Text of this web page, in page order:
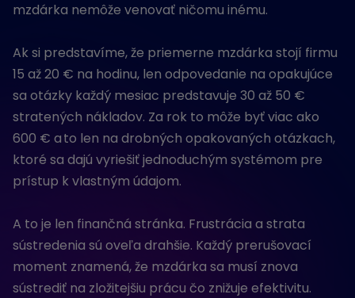
mzdárka nemôže venovať ničomu inému.
Ak si predstavíme, že priemerne mzdárka stojí firmu
15 až 20 € na hodinu, len odpovedanie na opakujúce
sa otázky každý mesiac predstavuje 30 až 50 €
stratených nákladov. Za rok to môže byť viac ako
600 € a to len na drobných opakovaných otázkach,
ktoré sa dajú vyriešiť jednoduchým systémom pre
prístup k vlastným údajom.
A to je len finančná stránka. Frustrácia a strata
sústredenia sú oveľa drahšie. Každý prerušovací
moment znamená, že mzdárka sa musí znova
sústrediť na zložitejšiu prácu čo znižuje efektivitu.